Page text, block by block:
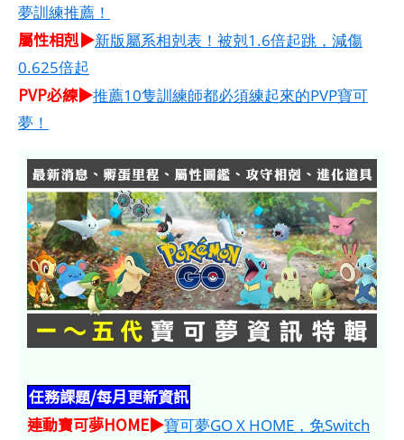
夢訓練推薦！
屬性相剋▶新版屬系相剋表！被剋1.6倍起跳，減傷
0.625倍起
PVP必練▶推薦10隻訓練師都必須練起來的PVP寶可
夢！
任務課題/每月更新資訊
連動寶可夢HOME​​​▶寶可夢GO X HOME，免Switch